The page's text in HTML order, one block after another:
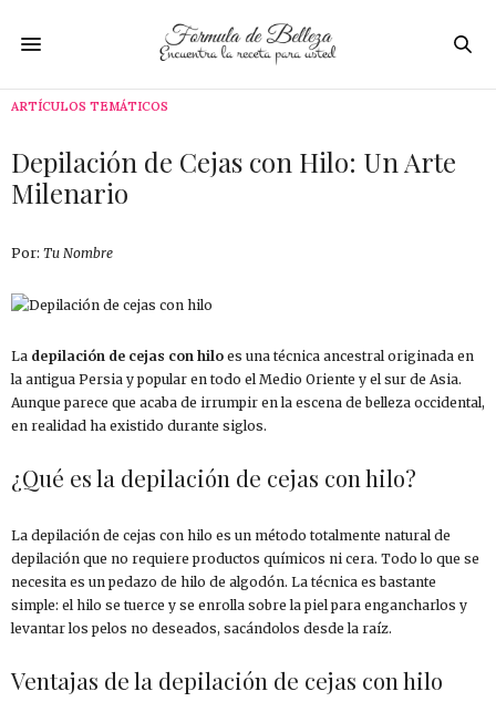
ARTÍCULOS TEMÁTICOS
Depilación de Cejas con Hilo: Un Arte
Milenario
Por: Tu Nombre
La depilación de cejas con hilo es una técnica ancestral originada en
la antigua Persia y popular en todo el Medio Oriente y el sur de Asia.
Aunque parece que acaba de irrumpir en la escena de belleza occidental,
en realidad ha existido durante siglos.
¿Qué es la depilación de cejas con hilo?
La depilación de cejas con hilo es un método totalmente natural de
depilación que no requiere productos químicos ni cera. Todo lo que se
necesita es un pedazo de hilo de algodón. La técnica es bastante
simple: el hilo se tuerce y se enrolla sobre la piel para engancharlos y
levantar los pelos no deseados, sacándolos desde la raíz.
Ventajas de la depilación de cejas con hilo